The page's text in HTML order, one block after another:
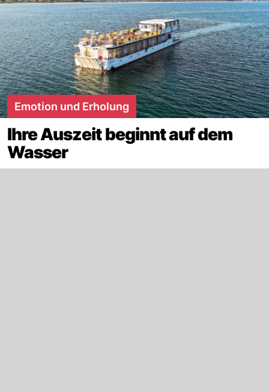
Emotion und Erholung
Ihre Auszeit beginnt auf dem
Wasser